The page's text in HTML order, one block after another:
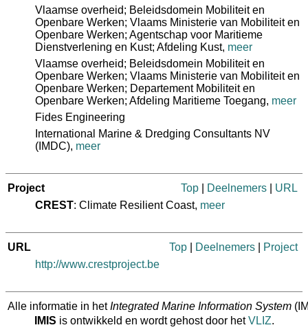
Vlaamse overheid; Beleidsdomein Mobiliteit en
Openbare Werken; Vlaams Ministerie van Mobiliteit en
Openbare Werken; Agentschap voor Maritieme
Dienstverlening en Kust; Afdeling Kust, meer
Vlaamse overheid; Beleidsdomein Mobiliteit en
Openbare Werken; Vlaams Ministerie van Mobiliteit en
Openbare Werken; Departement Mobiliteit en
Openbare Werken; Afdeling Maritieme Toegang, meer
Fides Engineering
International Marine & Dredging Consultants NV
(IMDC), meer
Project Top Deelnemers
URL
CREST: Climate Resilient Coast, meer
URL Top Deelnemers
Project
http://www.crestproject.be
Alle informatie in hetIntegrated Marine Information System
IMIS is ontwikkeld en wordt gehost door hetVLIZ.